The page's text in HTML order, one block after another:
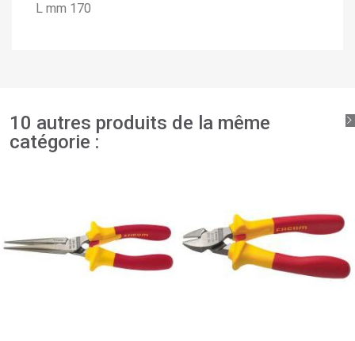
L mm 170
10 autres produits de la même
catégorie :